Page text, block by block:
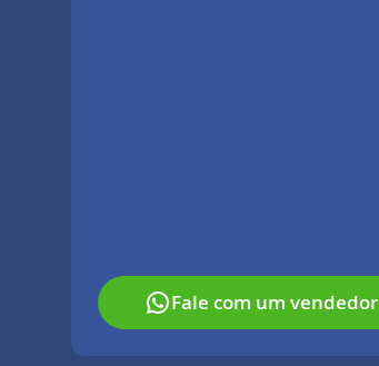
Fale com um vendedor